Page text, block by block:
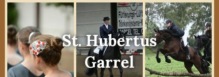
St. Hubertus
Garrel